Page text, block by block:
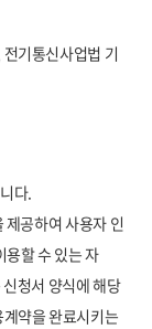
기통신사업법 기
다.
공하여 사용자 인
용할 수 있는 자
청서 양식에 해당
약을 완료시키는